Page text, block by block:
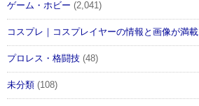
ゲーム・ホビー (2,041)
コスプレ｜コスプレイヤーの情報と画像が満載
プロレス・格闘技 (48)
未分類 (108)